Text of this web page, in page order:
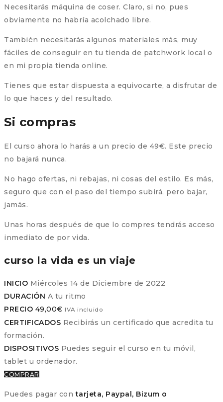
Necesitarás máquina de coser. Claro, si no, pues
obviamente no habría acolchado libre.
También necesitarás algunos materiales más, muy
fáciles de conseguir en tu tienda de patchwork local o
en mi propia tienda online.
Tienes que estar dispuesta a equivocarte, a disfrutar de
lo que haces y del resultado.
Si compras
El curso ahora lo harás a un precio de 49€. Este precio
no bajará nunca.
No hago ofertas, ni rebajas, ni cosas del estilo. Es más,
seguro que con el paso del tiempo subirá, pero bajar,
jamás.
Unas horas después de que lo compres tendrás acceso
inmediato de por vida.
curso la vida es un viaje
INICIO Miércoles 14 de Diciembre de 2022
DURACIÓN A tu ritmo
PRECIO 49,00€ IVA incluido
CERTIFICADOS Recibirás un certificado que acredita tu
formación.
DISPOSITIVOS Puedes seguir el curso en tu móvil,
tablet u ordenador.
COMPRAR
Puedes pagar contarjeta, Paypal, Bizum o